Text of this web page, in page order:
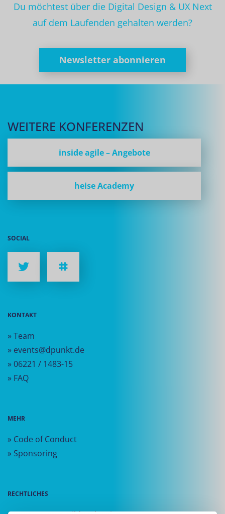
Du möchtest über die Digital Design & UX Next
auf dem Laufenden gehalten werden?
Newsletter abonnieren
WEITERE KONFERENZEN
inside agile – Angebote
heise Academy
SOCIAL
KONTAKT
» Team
» events@dpunkt.de
» 06221 / 1483-15
» FAQ
MEHR
» Code of Conduct
» Sponsoring
RECHTLICHES